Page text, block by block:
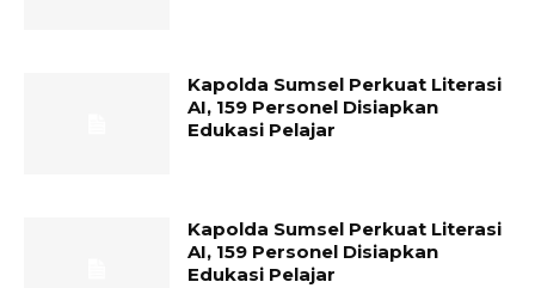
Kapolda Sumsel Perkuat Literasi
AI, 159 Personel Disiapkan
Edukasi Pelajar
Kapolda Sumsel Perkuat Literasi
AI, 159 Personel Disiapkan
Edukasi Pelajar